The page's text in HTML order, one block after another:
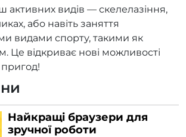
активних видів — скелелазіння,
або навіть заняття
видами спорту, такими як
Це відкриває нові можливості
Найкращі браузери для
зручної роботи